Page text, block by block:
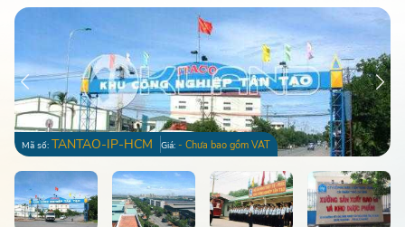
Mã số: TANTAO-IP-HCM Giá: - Chưa bao gồm VAT